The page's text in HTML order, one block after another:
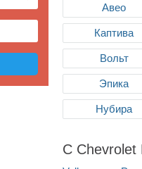
Авео
Каптива
Вольт
Эпика
Нубира
С Chevrolet